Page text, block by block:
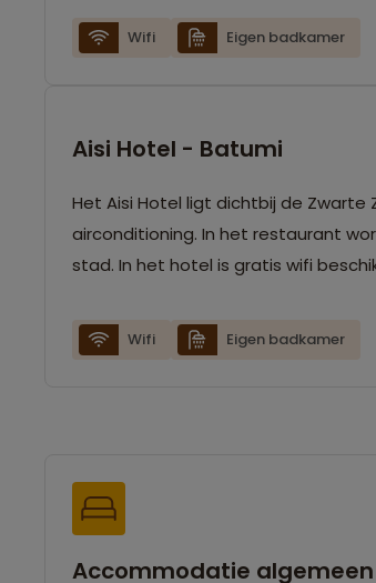
Wifi Eigen badkamer
Aisi Hotel - Batumi
Het Aisi Hotel ligt dichtbij de Zwarte
airconditioning. In het restaurant
stad. In het hotel is gratis wifi
Wifi Eigen badkamer
Accommodatie algemeen